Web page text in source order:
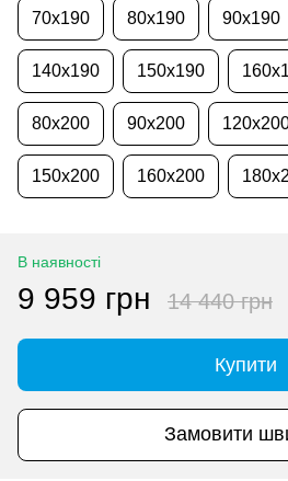
70x190 80x190 90x190
140x190 150x190
80x200 90x200
150x200 160x200
В наявності
9 959 грн 14 440 грн
Купити
Замовити